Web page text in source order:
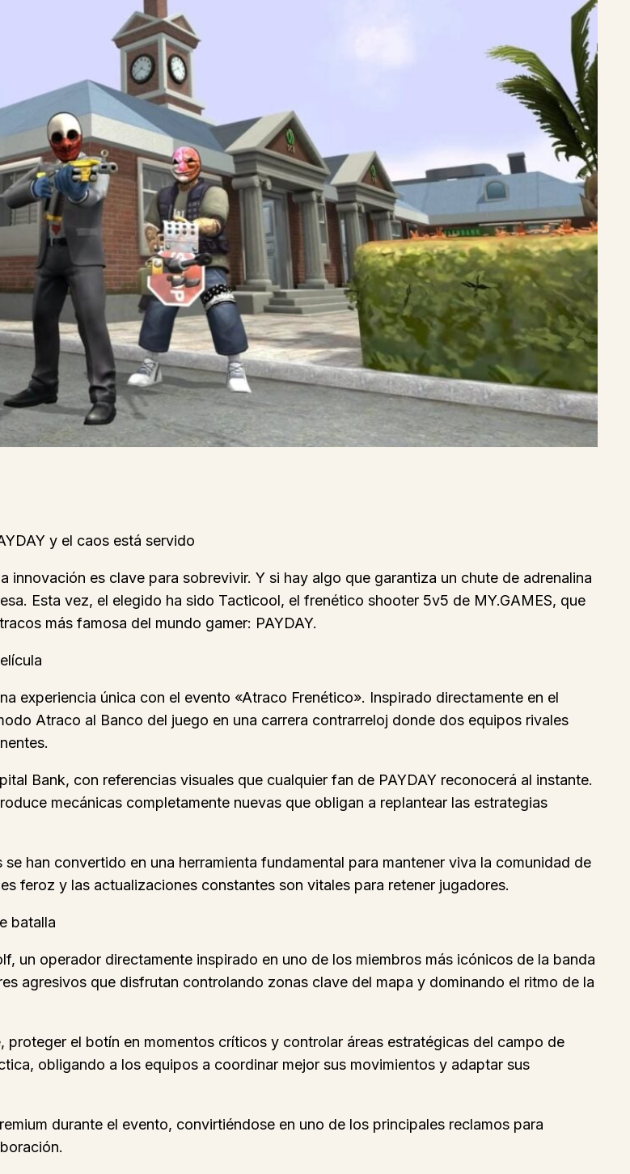
y el caos está servido
es clave para sobrevivir. Y si hay algo que garantiza un chute de adrenalina
Esta vez, el elegido ha sido Tacticool, el frenético shooter 5v5 de MY.GAMES, que
más famosa del mundo gamer: PAYDAY.
experiencia única con el evento «Atraco Frenético». Inspirado directamente en el
Atraco al Banco del juego en una carrera contrarreloj donde dos equipos rivales
Bank, con referencias visuales que cualquier fan de PAYDAY reconocerá al instante.
mecánicas completamente nuevas que obligan a replantear las estrategias
han convertido en una herramienta fundamental para mantener viva la comunidad de
feroz y las actualizaciones constantes son vitales para retener jugadores.
batalla
un operador directamente inspirado en uno de los miembros más icónicos de la banda
agresivos que disfrutan controlando zonas clave del mapa y dominando el ritmo de la
el botín en momentos críticos y controlar áreas estratégicas del campo de
obligando a los equipos a coordinar mejor sus movimientos y adaptar sus
durante el evento, convirtiéndose en uno de los principales reclamos para